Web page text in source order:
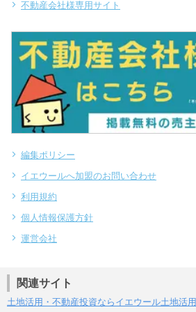
不動産会社様専用サイト
編集ポリシー
イエウールへ加盟のお問い合わせ
利用規約
個人情報保護方針
運営会社
関連サイト
土地活用・不動産投資ならイエウール土地活用